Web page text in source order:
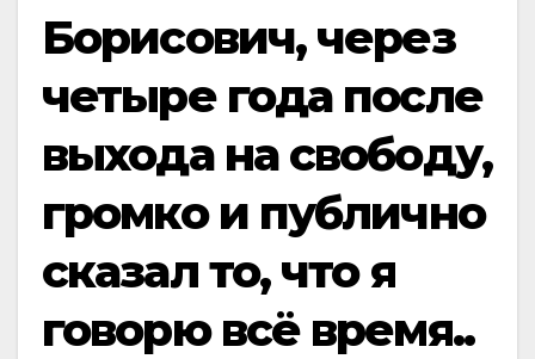
Борисович, через
четыре года после
выхода на свободу,
громко и публично
сказал то, что я
говорю всё время..